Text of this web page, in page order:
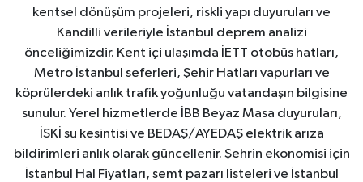
kentsel dönüşüm projeleri, riskli yapı duyuruları ve
Kandilli verileriyle İstanbul deprem analizi
önceliğimizdir. Kent içi ulaşımda İETT otobüs hatları,
Metro İstanbul seferleri, Şehir Hatları vapurları ve
köprülerdeki anlık trafik yoğunluğu vatandaşın bilgisine
sunulur. Yerel hizmetlerde İBB Beyaz Masa duyuruları,
İSKİ su kesintisi ve BEDAŞ/AYEDAŞ elektrik arıza
bildirimleri anlık olarak güncellenir. Şehrin ekonomisi için
İstanbul Hal Fiyatları, semt pazarı listeleri ve İstanbul